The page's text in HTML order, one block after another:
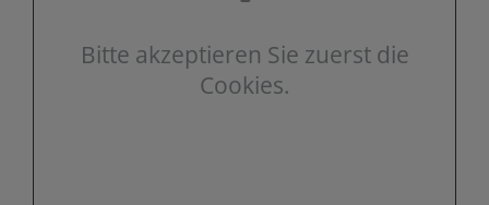
Bitte akzeptieren Sie zuerst die
Cookies.